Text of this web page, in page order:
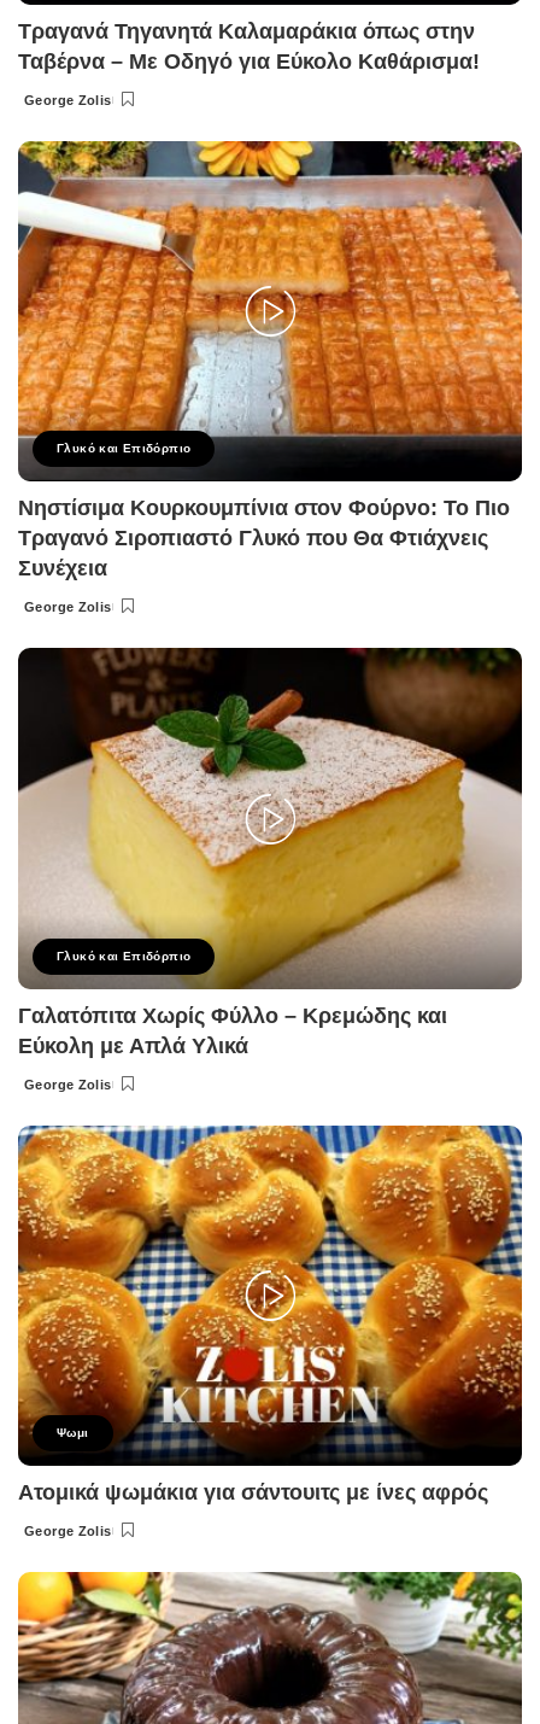
Τραγανά Τηγανητά Καλαμαράκια όπως στην
Ταβέρνα – Με Οδηγό για Εύκολο Καθάρισμα!
Posted
George Zolis
Γλυκό και Επιδόρπιο
Νηστίσιμα Κουρκουμπίνια στον Φούρνο: Το Πιο
Τραγανό Σιροπιαστό Γλυκό που Θα Φτιάχνεις
Συνέχεια
Posted
George Zolis
Γλυκό και Επιδόρπιο
Γαλατόπιτα Χωρίς Φύλλο – Κρεμώδης και
Εύκολη με Απλά Υλικά
Posted
George Zolis
Ψωμι
Ατομικά ψωμάκια για σάντουιτς με ίνες αφρός
Posted
George Zolis